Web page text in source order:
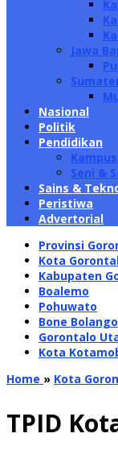
Jawa
Nasional
Politik
Pendidikan
Kampus
Seni &
Sains &
Peristiwa
Advertorial
Provinsi
Kota
Kabupaten
Boalemo
Pohuwato
Bone Bolango
Gorontalo
Kota
Home » Kota
TPID